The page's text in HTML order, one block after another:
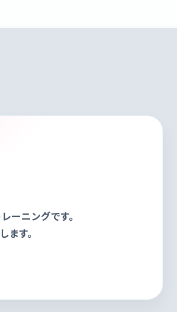
ーニングです。
す。